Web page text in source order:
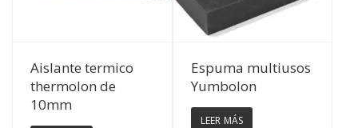
Ver Detalles
Aislante termico
thermolon de
10mm
Ver Detalles
Espuma multiusos
Yumbolon
LEER MÁS